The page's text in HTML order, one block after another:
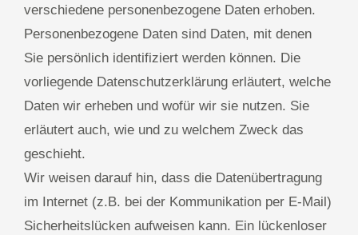
verschiedene personenbezogene Daten erhoben.
Personenbezogene Daten sind Daten, mit denen
Sie persönlich identifiziert werden können. Die
vorliegende Datenschutzerklärung erläutert, welche
Daten wir erheben und wofür wir sie nutzen. Sie
erläutert auch, wie und zu welchem Zweck das
geschieht.
Wir weisen darauf hin, dass die Datenübertragung
im Internet (z.B. bei der Kommunikation per E-Mail)
Sicherheitslücken aufweisen kann. Ein lückenloser